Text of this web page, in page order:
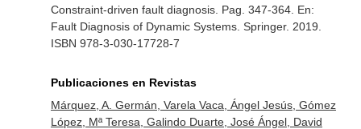
Constraint-driven fault diagnosis. Pag. 347-364. En:
Fault Diagnosis of Dynamic Systems. Springer. 2019.
ISBN 978-3-030-17728-7
Publicaciones en Revistas
Márquez, A. Germán, Varela Vaca, Ángel Jesús, Gómez
López, Mª Teresa, Galindo Duarte, José Ángel, David